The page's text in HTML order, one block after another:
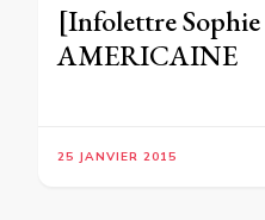
[Infolettre Sophie
AMERICAINE
25 JANVIER 2015